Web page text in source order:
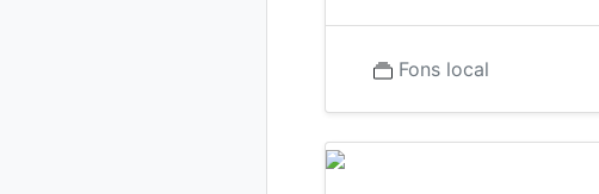
Fons local